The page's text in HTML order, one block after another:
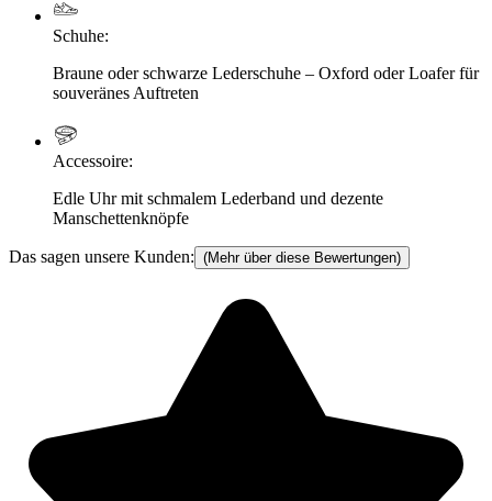
Schuhe:
Braune oder schwarze Lederschuhe – Oxford oder Loafer für
souveränes Auftreten
Accessoire:
Edle Uhr mit schmalem Lederband und dezente
Manschettenknöpfe
Das sagen unsere Kunden: (Mehr über diese Bewertungen)